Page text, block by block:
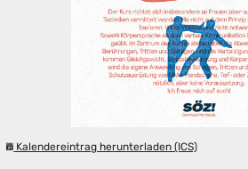
Kalendereintrag herunterladen (ICS)